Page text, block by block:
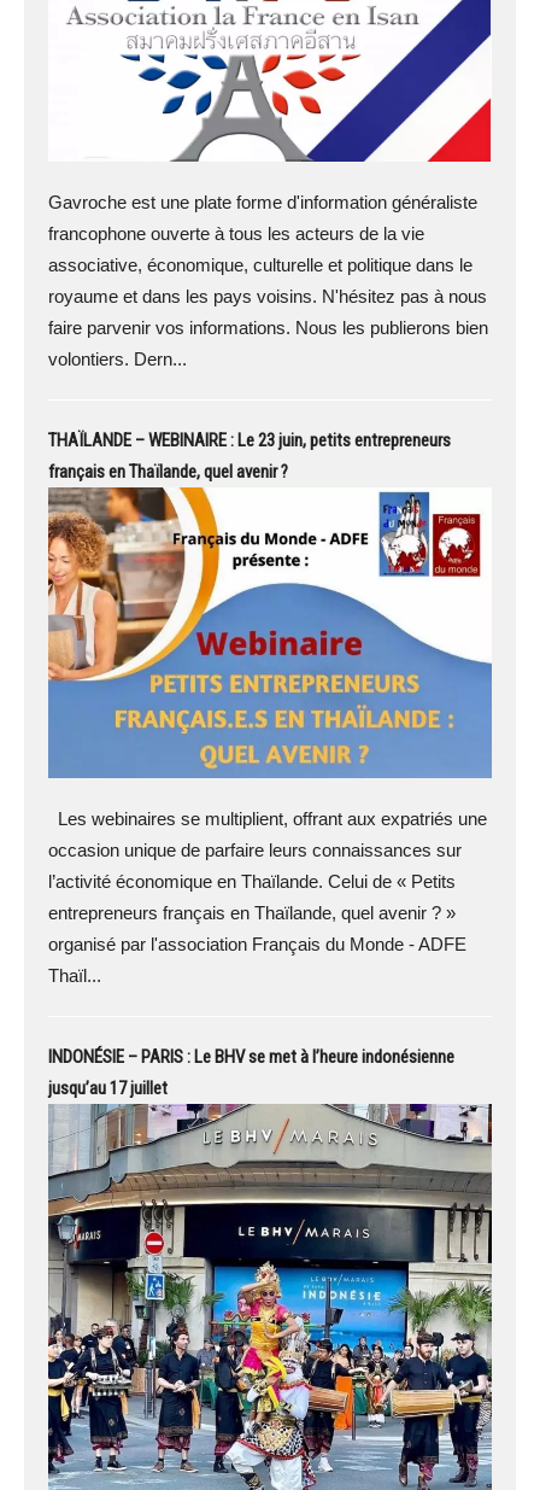
Gavroche est une plate forme d'information généraliste
francophone ouverte à tous les acteurs de la vie
associative, économique, culturelle et politique dans le
royaume et dans les pays voisins. N'hésitez pas à nous
faire parvenir vos informations. Nous les publierons bien
volontiers. Dern...
THAÏLANDE – WEBINAIRE : Le 23 juin, petits entrepreneurs
français en Thaïlande, quel avenir ?
Les webinaires se multiplient, offrant aux expatriés une
occasion unique de parfaire leurs connaissances sur
l’activité économique en Thaïlande. Celui de « Petits
entrepreneurs français en Thaïlande, quel avenir ? »
organisé par l'association Français du Monde - ADFE
Thaïl...
INDONÉSIE – PARIS : Le BHV se met à l’heure indonésienne
jusqu’au 17 juillet